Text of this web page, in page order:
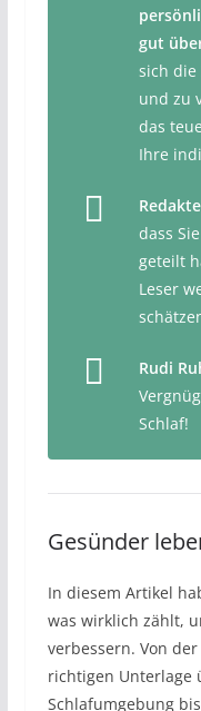
gut
sich die
und zu
das
Ihre
dass
geteilt
Leser
Rudi
Schlaf!
Gesünder
In diesem Artikel
was wirklich zählt,
verbessern. Von
richtigen Unterlage
Schlafumgebung